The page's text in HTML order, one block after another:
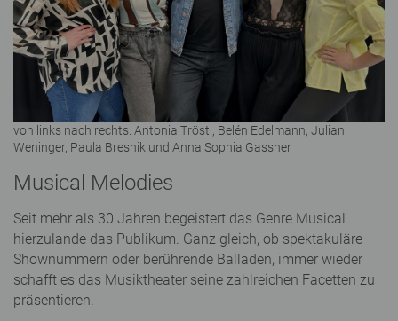
von links nach rechts: Antonia Tröstl, Belén Edelmann, Julian
Weninger, Paula Bresnik und Anna Sophia Gassner
Musical Melodies
Seit mehr als 30 Jahren begeistert das Genre Musical
hierzulande das Publikum. Ganz gleich, ob spektakuläre
Shownummern oder berührende Balladen, immer wieder
schafft es das Musiktheater seine zahlreichen Facetten zu
präsentieren.